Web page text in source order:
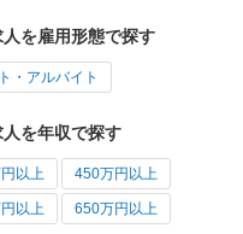
を雇用形態で探す
・アルバイト
を年収で探す
以上 450万円以上
以上 650万円以上